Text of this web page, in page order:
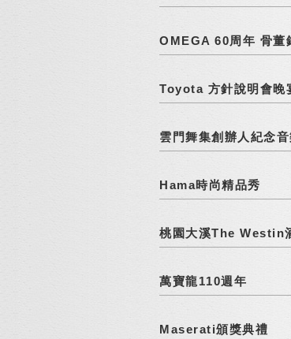
OMEGA 60周年 骨董
Toyota 方針說明會晚
雲門舞集創辦人紀念
Hama時尚精品秀
桃園大溪The Westin
萬寶龍110週年
Maserati頒獎典禮